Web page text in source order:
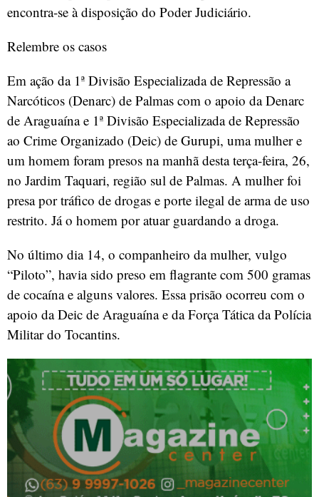
encontra-se à disposição do Poder Judiciário.
Relembre os casos
Em ação da 1ª Divisão Especializada de Repressão a
Narcóticos (Denarc) de Palmas com o apoio da Denarc
de Araguaína e 1ª Divisão Especializada de Repressão
ao Crime Organizado (Deic) de Gurupi, uma mulher e
um homem foram presos na manhã desta terça-feira, 26,
no Jardim Taquari, região sul de Palmas. A mulher foi
presa por tráfico de drogas e porte ilegal de arma de uso
restrito. Já o homem por atuar guardando a droga.
No último dia 14, o companheiro da mulher, vulgo
“Piloto”, havia sido preso em flagrante com 500 gramas
de cocaína e alguns valores. Essa prisão ocorreu com o
apoio da Deic de Araguaína e da Força Tática da Polícia
Militar do Tocantins.